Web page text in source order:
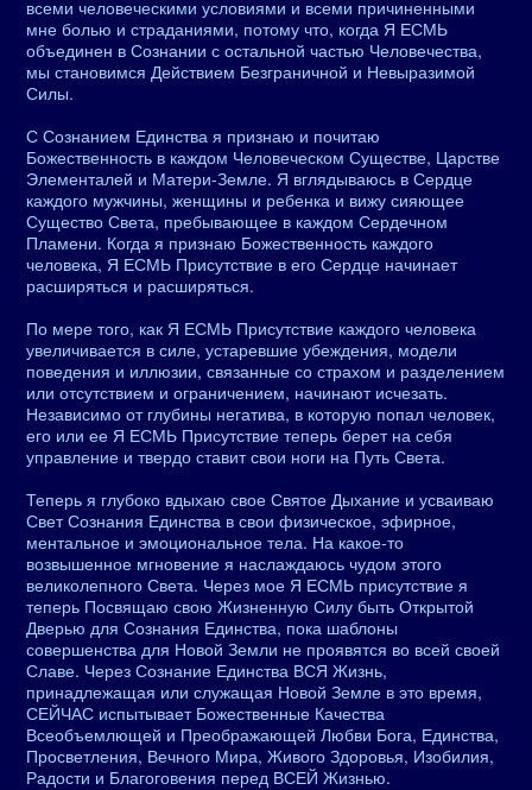
всеми человеческими условиями и всеми причиненными
мне болью и страданиями, потому что, когда Я ЕСМЬ
объединен в Сознании с остальной частью Человечества,
мы становимся Действием Безграничной и Невыразимой
Силы.
С Сознанием Единства я признаю и почитаю
Божественность в каждом Человеческом Существе, Царстве
Элементалей и Матери-Земле. Я вглядываюсь в Сердце
каждого мужчины, женщины и ребенка и вижу сияющее
Существо Света, пребывающее в каждом Сердечном
Пламени. Когда я признаю Божественность каждого
человека, Я ЕСМЬ Присутствие в его Сердце начинает
расширяться и расширяться.
По мере того, как Я ЕСМЬ Присутствие каждого человека
увеличивается в силе, устаревшие убеждения, модели
поведения и иллюзии, связанные со страхом и разделением
или отсутствием и ограничением, начинают исчезать.
Независимо от глубины негатива, в которую попал человек,
его или ее Я ЕСМЬ Присутствие теперь берет на себя
управление и твердо ставит свои ноги на Путь Света.
Теперь я глубоко вдыхаю свое Святое Дыхание и усваиваю
Свет Сознания Единства в свои физическое, эфирное,
ментальное и эмоциональное тела. На какое-то
возвышенное мгновение я наслаждаюсь чудом этого
великолепного Света. Через мое Я ЕСМЬ присутствие я
теперь Посвящаю свою Жизненную Силу быть Открытой
Дверью для Сознания Единства, пока шаблоны
совершенства для Новой Земли не проявятся во всей своей
Славе. Через Сознание Единства ВСЯ Жизнь,
принадлежащая или служащая Новой Земле в это время,
СЕЙЧАС испытывает Божественные Качества
Всеобъемлющей и Преображающей Любви Бога, Единства,
Просветления, Вечного Мира, Живого Здоровья, Изобилия,
Радости и Благоговения перед ВСЕЙ Жизнью.